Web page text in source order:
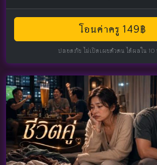
โอนค่าครู 149฿
ปลอดภัย ไม่เปิดเผยตัวตน ได้ผลใน 10